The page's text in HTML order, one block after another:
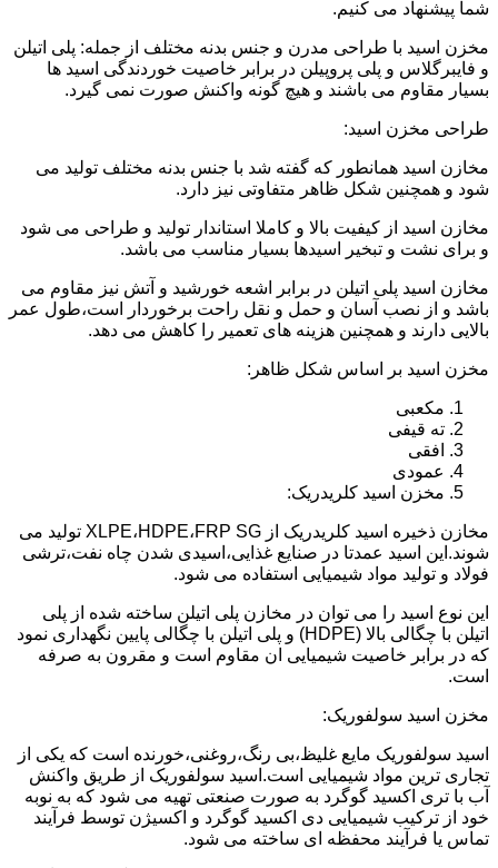
شما پیشنهاد می کنیم.
مخزن اسید با طراحی مدرن و جنس بدنه مختلف از جمله: پلی اتیلن
و فایبرگلاس و پلی پروپیلن در برابر خاصیت خوردندگی اسید ها
بسیار مقاوم می باشند و هیچ گونه واکنش صورت نمی گیرد.
طراحی مخزن اسید:
مخازن اسید همانطور که گفته شد با جنس بدنه مختلف تولید می
شود و همچنین شکل ظاهر متفاوتی نیز دارد.
مخازن اسید از کیفیت بالا و کاملا استاندار تولید و طراحی می شود
و برای نشت و تبخیر اسیدها بسیار مناسب می باشد.
مخازن اسید پلی اتیلن در برابر اشعه خورشید و آتش نیز مقاوم می
باشد و از نصب آسان و حمل و نقل راحت برخوردار است،طول عمر
بالایی دارند و همچنین هزینه های تعمیر را کاهش می دهد.
مخزن اسید بر اساس شکل ظاهر:
مکعبی
ته قیفی
افقی
عمودی
مخزن اسید کلریدریک:
مخازن ذخیره اسید کلریدریک از XLPE،HDPE،FRP SG تولید می
شوند.این اسید عمدتا در صنایع غذایی،اسیدی شدن چاه نفت،ترشی
فولاد و تولید مواد شیمیایی استفاده می شود.
این نوع اسید را می توان در مخازن پلی اتیلن ساخته شده از پلی
اتیلن با چگالی بالا (HDPE) و پلی اتیلن با چگالی پایین نگهداری نمود
که در برابر خاصیت شیمیایی ان مقاوم است و مقرون به صرفه
است.
مخزن اسید سولفوریک:
اسید سولفوریک مایع غلیظ،بی رنگ،روغنی،خورنده است که یکی از
تجاری ترین مواد شیمیایی است.اسید سولفوریک از طریق واکنش
آب با تری اکسید گوگرد به صورت صنعتی تهیه می شود که به نوبه
خود از ترکیب شیمیایی دی اکسید گوگرد و اکسیژن توسط فرآیند
تماس یا فرآیند محفظه ای ساخته می شود.